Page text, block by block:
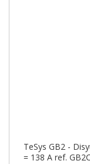
TeSys GB2 -
= 138 A ref.